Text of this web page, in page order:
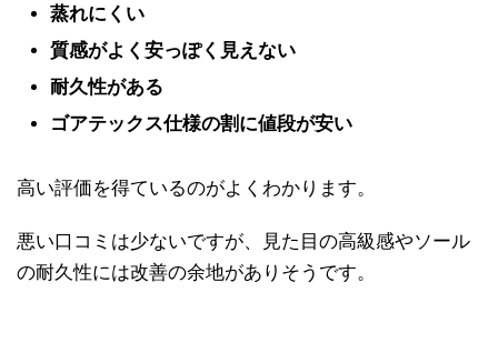
蒸れにくい
質感がよく安っぽく見えない
耐久性がある
ゴアテックス仕様の割に値段が安い
高い評価を得ているのがよくわかります。
悪い口コミは少ないですが、見た目の高級感やソール
の耐久性には改善の余地がありそうです。